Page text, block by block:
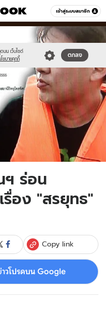
เข้าสู่ระบบสมาชิก
หมวดอื่นๆ
ดบน เว็บไซต์
โยบายคุกกี้
ตกลง
news13.jpg
ฯ ร่อน
อง "สรยุทธ"
Copy link
วโปรดบน Google